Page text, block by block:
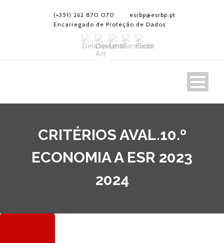
(+351) 262 870 070
esrbp@esrbp.pt
Encarregado de Proteção de Dados
CRITÉRIOS AVAL.10.º
ECONOMIA A ESR 2023
2024